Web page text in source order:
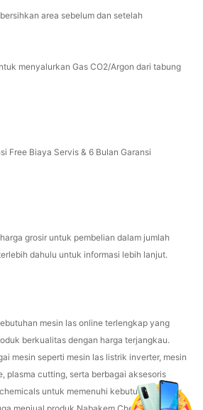
area sebelum dan setelah
menyalurkan Gas CO2/Argon dari tabung
Free Biaya Servis & 6 Bulan Garansi
grosir untuk pembelian dalam jumlah
dahulu untuk informasi lebih lanjut.
mesin las online terlengkap yang
berkualitas dengan harga terjangkau.
mesin seperti mesin las listrik inverter, mesin
plasma cutting, serta berbagai aksesoris
untuk memenuhi kebutuhan proyek